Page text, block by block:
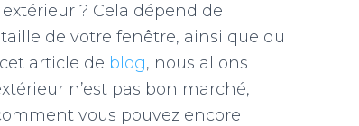
? Cela dépend de
de votre fenêtre, ainsi que du
article de blog, nous allons
n’est pas bon marché,
vous pouvez encore